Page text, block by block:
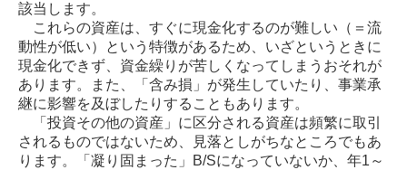
該当します。
これらの資産は、すぐに現金化するのが難しい（＝流
動性が低い）という特徴があるため、いざというときに
現金化できず、資金繰りが苦しくなってしまうおそれが
あります。また、「含み損」が発生していたり、事業承
継に影響を及ぼしたりすることもあります。
「投資その他の資産」に区分される資産は頻繁に取引
されるものではないため、見落としがちなところでもあ
ります。「凝り固まった」B/Sになっていないか、年1～